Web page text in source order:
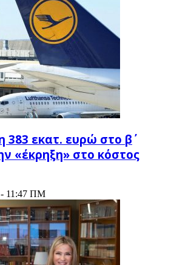
εκατ. ευρώ στο β΄
«έκρηξη» στο κόστος
- 11:47 ΠΜ